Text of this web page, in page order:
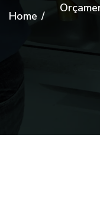
Home /